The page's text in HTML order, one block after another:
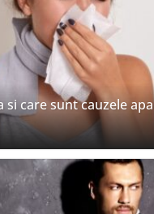
si care sunt cauzele